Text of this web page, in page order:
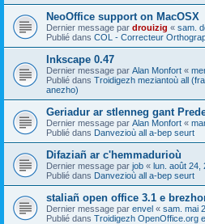
NeoOffice support on MacOSX
Dernier message par drouizig « sam.
Publié dans COL - Correcteur
Inkscape 0.47
Dernier message par Alan Monfort «
Publié dans Troidigezh meziantoù all
anezho)
Geriadur ar stlenneg gant
Dernier message par Alan Monfort «
Publié dans Danvezioù all a-bep seurt
Difaziañ ar c'hemmadurioù
Dernier message par job « lun. août 24,
Publié dans Danvezioù all a-bep seurt
staliañ open office 3.1 e
Dernier message par envel « sam. mai
Publié dans Troidigezh OpenOffice.org